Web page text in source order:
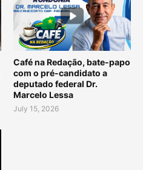
Café na Redação, bate-papo
com o pré-candidato a
deputado federal Dr.
Marcelo Lessa
July 15, 2026